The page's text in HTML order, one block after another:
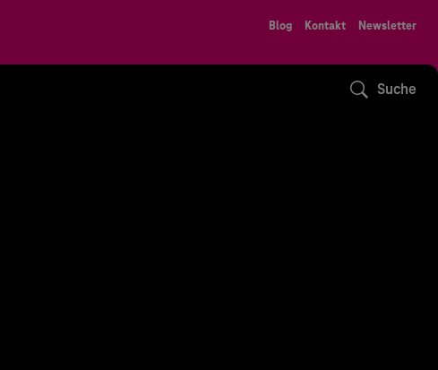
Blog Kontakt Newsletter
Suche